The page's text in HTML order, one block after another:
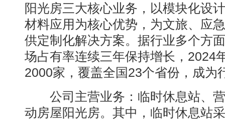
阳光房三大核心业务，以模块化设
材料应用为核心优势，为文旅、应
供定制化解决方案。据行业多个方
场占有率连续三年保持增长，2024
2000家，覆盖全国23个省份，成为
公司主营业务：临时休息站、营
动房屋阳光房。其中，临时休息站